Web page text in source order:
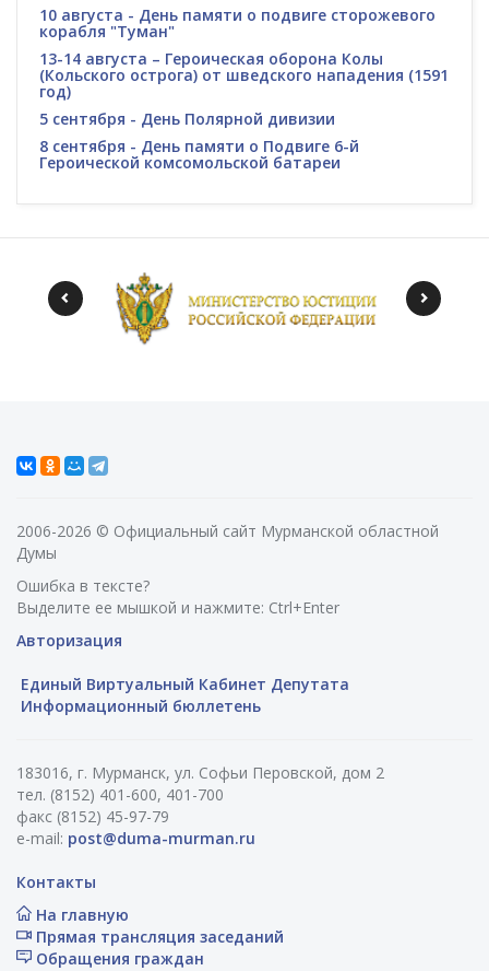
10 августа - День памяти о подвиге сторожевого
корабля "Туман"
13-14 августа – Героическая оборона Колы
(Кольского острога) от шведского нападения (1591
год)
5 сентября - День Полярной дивизии
8 сентября - День памяти о Подвиге 6-й
Героической комсомольской батареи
2006-2026 © Официальный сайт Мурманской областной
Думы
Ошибка в тексте?
Выделите ее мышкой и нажмите: Ctrl+Enter
Авторизация
Единый Виртуальный Кабинет Депутата
Информационный бюллетень
183016, г. Мурманск, ул. Софьи Перовской, дом 2
тел. (8152) 401-600, 401-700
факс (8152) 45-97-79
e-mail: post@duma-murman.ru
Контакты
На главную
Прямая трансляция заседаний
Обращения граждан